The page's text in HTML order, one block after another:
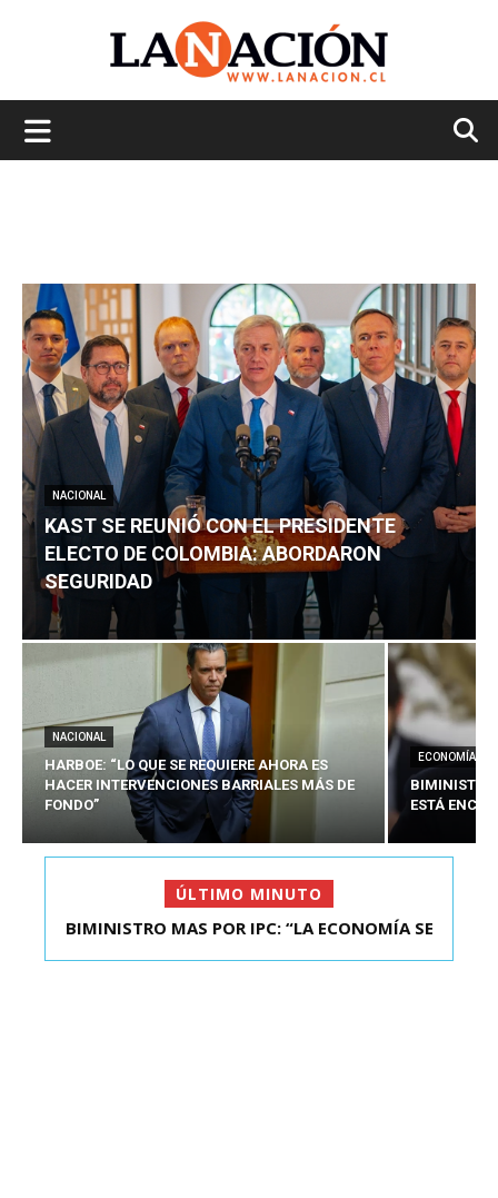
NACIONAL
KAST SE REUNIÓ CON EL PRESIDENTE
ELECTO DE COLOMBIA: ABORDARON
SEGURIDAD
NACIONAL
HARBOE: “LO QUE SE REQUIERE AHORA ES
HACER INTERVENCIONES BARRIALES MÁS DE
FONDO”
ECONOMÍA
BIMINISTRO
ESTÁ
ÚLTIMO MINUTO
KAST SE REUNIÓ CON EL PRESIDENTE ELECTO DE
BIMINISTRO MAS POR IPC: “LA ECONOMÍA SE